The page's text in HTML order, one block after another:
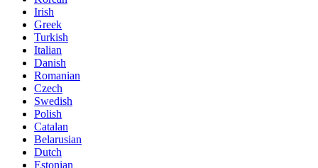
Irish
Greek
Turkish
Italian
Danish
Romanian
Czech
Swedish
Polish
Catalan
Belarusian
Dutch
Estonian